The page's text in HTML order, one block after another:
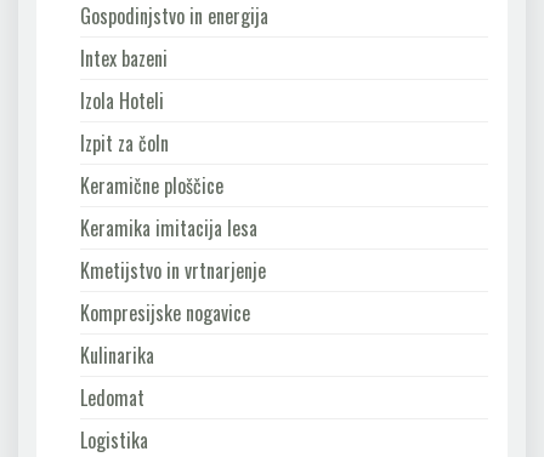
Gospodinjstvo in energija
Intex bazeni
Izola Hoteli
Izpit za čoln
Keramične ploščice
Keramika imitacija lesa
Kmetijstvo in vrtnarjenje
Kompresijske nogavice
Kulinarika
Ledomat
Logistika